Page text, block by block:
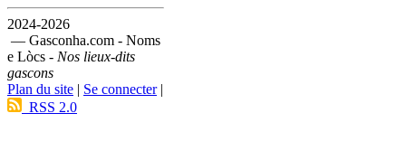
2024-2026
— Gasconha.com - Noms
e Lòcs - Nos lieux-dits
gascons
Plan du site | Se connecter|
RSS 2.0